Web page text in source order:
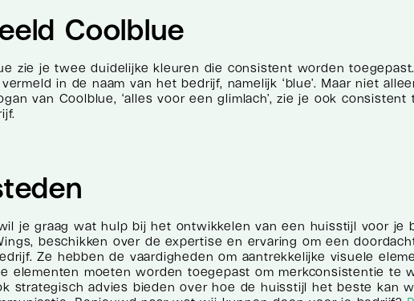
Coolblue
zie je twee duidelijke kleuren die consistent worden
in de naam van het bedrijf, namelijk ‘blue’. Maar niet
van Coolblue, ‘alles voor een glimlach’, zie je ook consistent
je graag wat hulp bij het ontwikkelen van een huisstijl voor je
beschikken over de expertise en ervaring om een
Ze hebben de vaardigheden om aantrekkelijke visuele
elementen moeten worden toegepast om merkconsistentie te
strategisch advies bieden over hoe de huisstijl het beste kan